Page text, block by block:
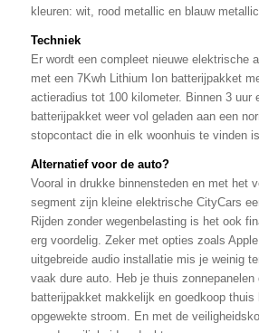
kleuren: wit, rood metallic en blauw metallic.
Techniek
Er wordt een compleet nieuwe elektrische
met een 7Kwh Lithium Ion batterijpakket
actieradius tot 100 kilometer. Binnen 3 uur
batterijpakket weer vol geladen aan een
stopcontact die in elk woonhuis te vinden
Alternatief voor de auto?
Vooral in drukke binnensteden en met het
segment zijn kleine elektrische CityCars
Rijden zonder wegenbelasting is het ook
erg voordelig. Zeker met opties zoals
uitgebreide audio installatie mis je weinig
vaak dure auto. Heb je thuis
batterijpakket makkelijk en goedkoop thuis
opgewekte stroom. En met de